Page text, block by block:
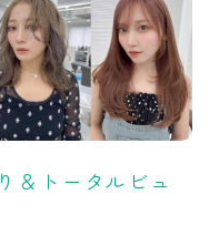
＆トータルビュ